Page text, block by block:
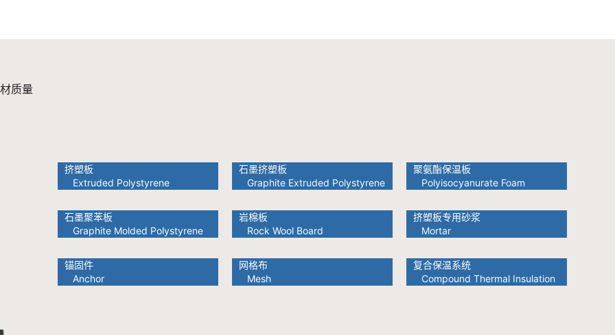
质量
挤塑板
Extruded Polystyrene
石墨挤塑板
Graphite Extruded Polystyrene
聚氨酯保温板
Polyisocyanurate Foam
石墨聚苯板
Graphite Molded Polystyrene
岩棉板
Rock Wool Board
挤塑板专用砂浆
Mortar
锚固件
Anchor
网格布
Mesh
复合保温系统
Compound Thermal Insulation